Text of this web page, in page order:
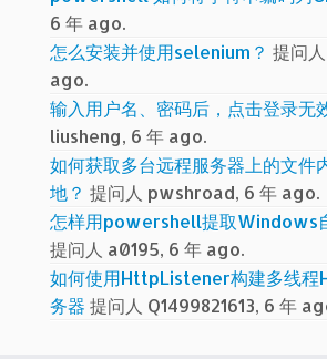
6 年 ago.
怎么安装并使用selenium？ 提问
ago.
输入用户名、密码后，点击登录无
liusheng, 6 年 ago.
如何获取多台远程服务器上的文件
地？ 提问人 pwshroad, 6 年 ago.
怎样用powershell提取Windows
提问人 a0195, 6 年 ago.
如何使用HttpListener构建多线程
务器 提问人 Q1499821613, 6 年